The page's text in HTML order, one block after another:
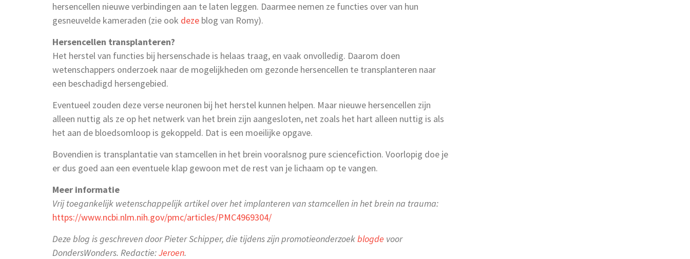
hersencellen nieuwe verbindingen aan te laten leggen. Daarmee nemen ze functies over van hun
gesneuvelde kameraden (zie ook deze blog van Romy).
Hersencellen transplanteren?
Het herstel van functies bij hersenschade is helaas traag, en vaak onvolledig. Daarom doen
wetenschappers onderzoek naar de mogelijkheden om gezonde hersencellen te transplanteren naar
een beschadigd hersengebied.
Eventueel zouden deze verse neuronen bij het herstel kunnen helpen. Maar nieuwe hersencellen zijn
alleen nuttig als ze op het netwerk van het brein zijn aangesloten, net zoals het hart alleen nuttig is als
het aan de bloedsomloop is gekoppeld. Dat is een moeilijke opgave.
Bovendien is transplantatie van stamcellen in het brein vooralsnog pure sciencefiction. Voorlopig doe je
er dus goed aan een eventuele klap gewoon met de rest van je lichaam op te vangen.
Meer informatie
Vrij toegankelijk wetenschappelijk artikel over het implanteren van stamcellen in het brein na trauma:
https://www.ncbi.nlm.nih.gov/pmc/articles/PMC4969304/
Deze blog is geschreven door Pieter Schipper, die tijdens zijn promotieonderzoekblogde voor
DondersWonders. Redactie:Jeroen.